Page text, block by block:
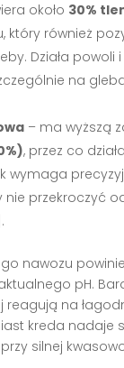
około 30%
który również
Działa powoli
na
– ma wyższą
, przez co
wymaga
nie przekroczyć
nawozu
pH.
reagują na
kreda nadaje
silnej